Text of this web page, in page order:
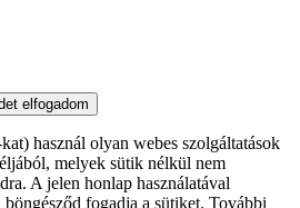
elfogadom
használ olyan webes szolgáltatások
melyek sütik nélkül nem
A jelen honlap használatával
fogadja a sütiket. További